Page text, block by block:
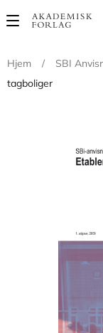
Main
Hjem
/ SBI
tagboliger